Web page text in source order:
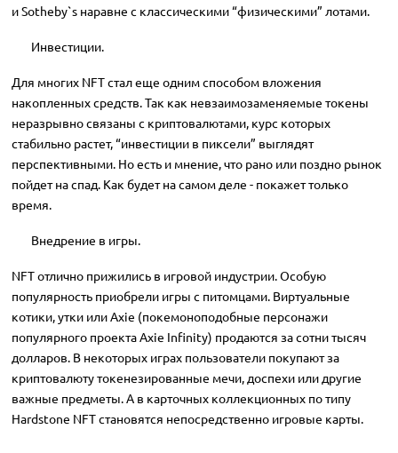
и Sotheby`s наравне с классическими “физическими” лотами.
Инвестиции.
Для многих NFT стал еще одним способом вложения
накопленных средств. Так как невзаимозаменяемые токены
неразрывно связаны с криптовалютами, курс которых
стабильно растет, “инвестиции в пиксели” выглядят
перспективными. Но есть и мнение, что рано или поздно рынок
пойдет на спад. Как будет на самом деле - покажет только
время.
Внедрение в игры.
NFT отлично прижились в игровой индустрии. Особую
популярность приобрели игры с питомцами. Виртуальные
котики, утки или Axie (покемоноподобные персонажи
популярного проекта Axie Infinity) продаются за сотни тысяч
долларов. В некоторых играх пользователи покупают за
криптовалюту токенезированные мечи, доспехи или другие
важные предметы. А в карточных коллекционных по типу
Hardstone NFT становятся непосредственно игровые карты.